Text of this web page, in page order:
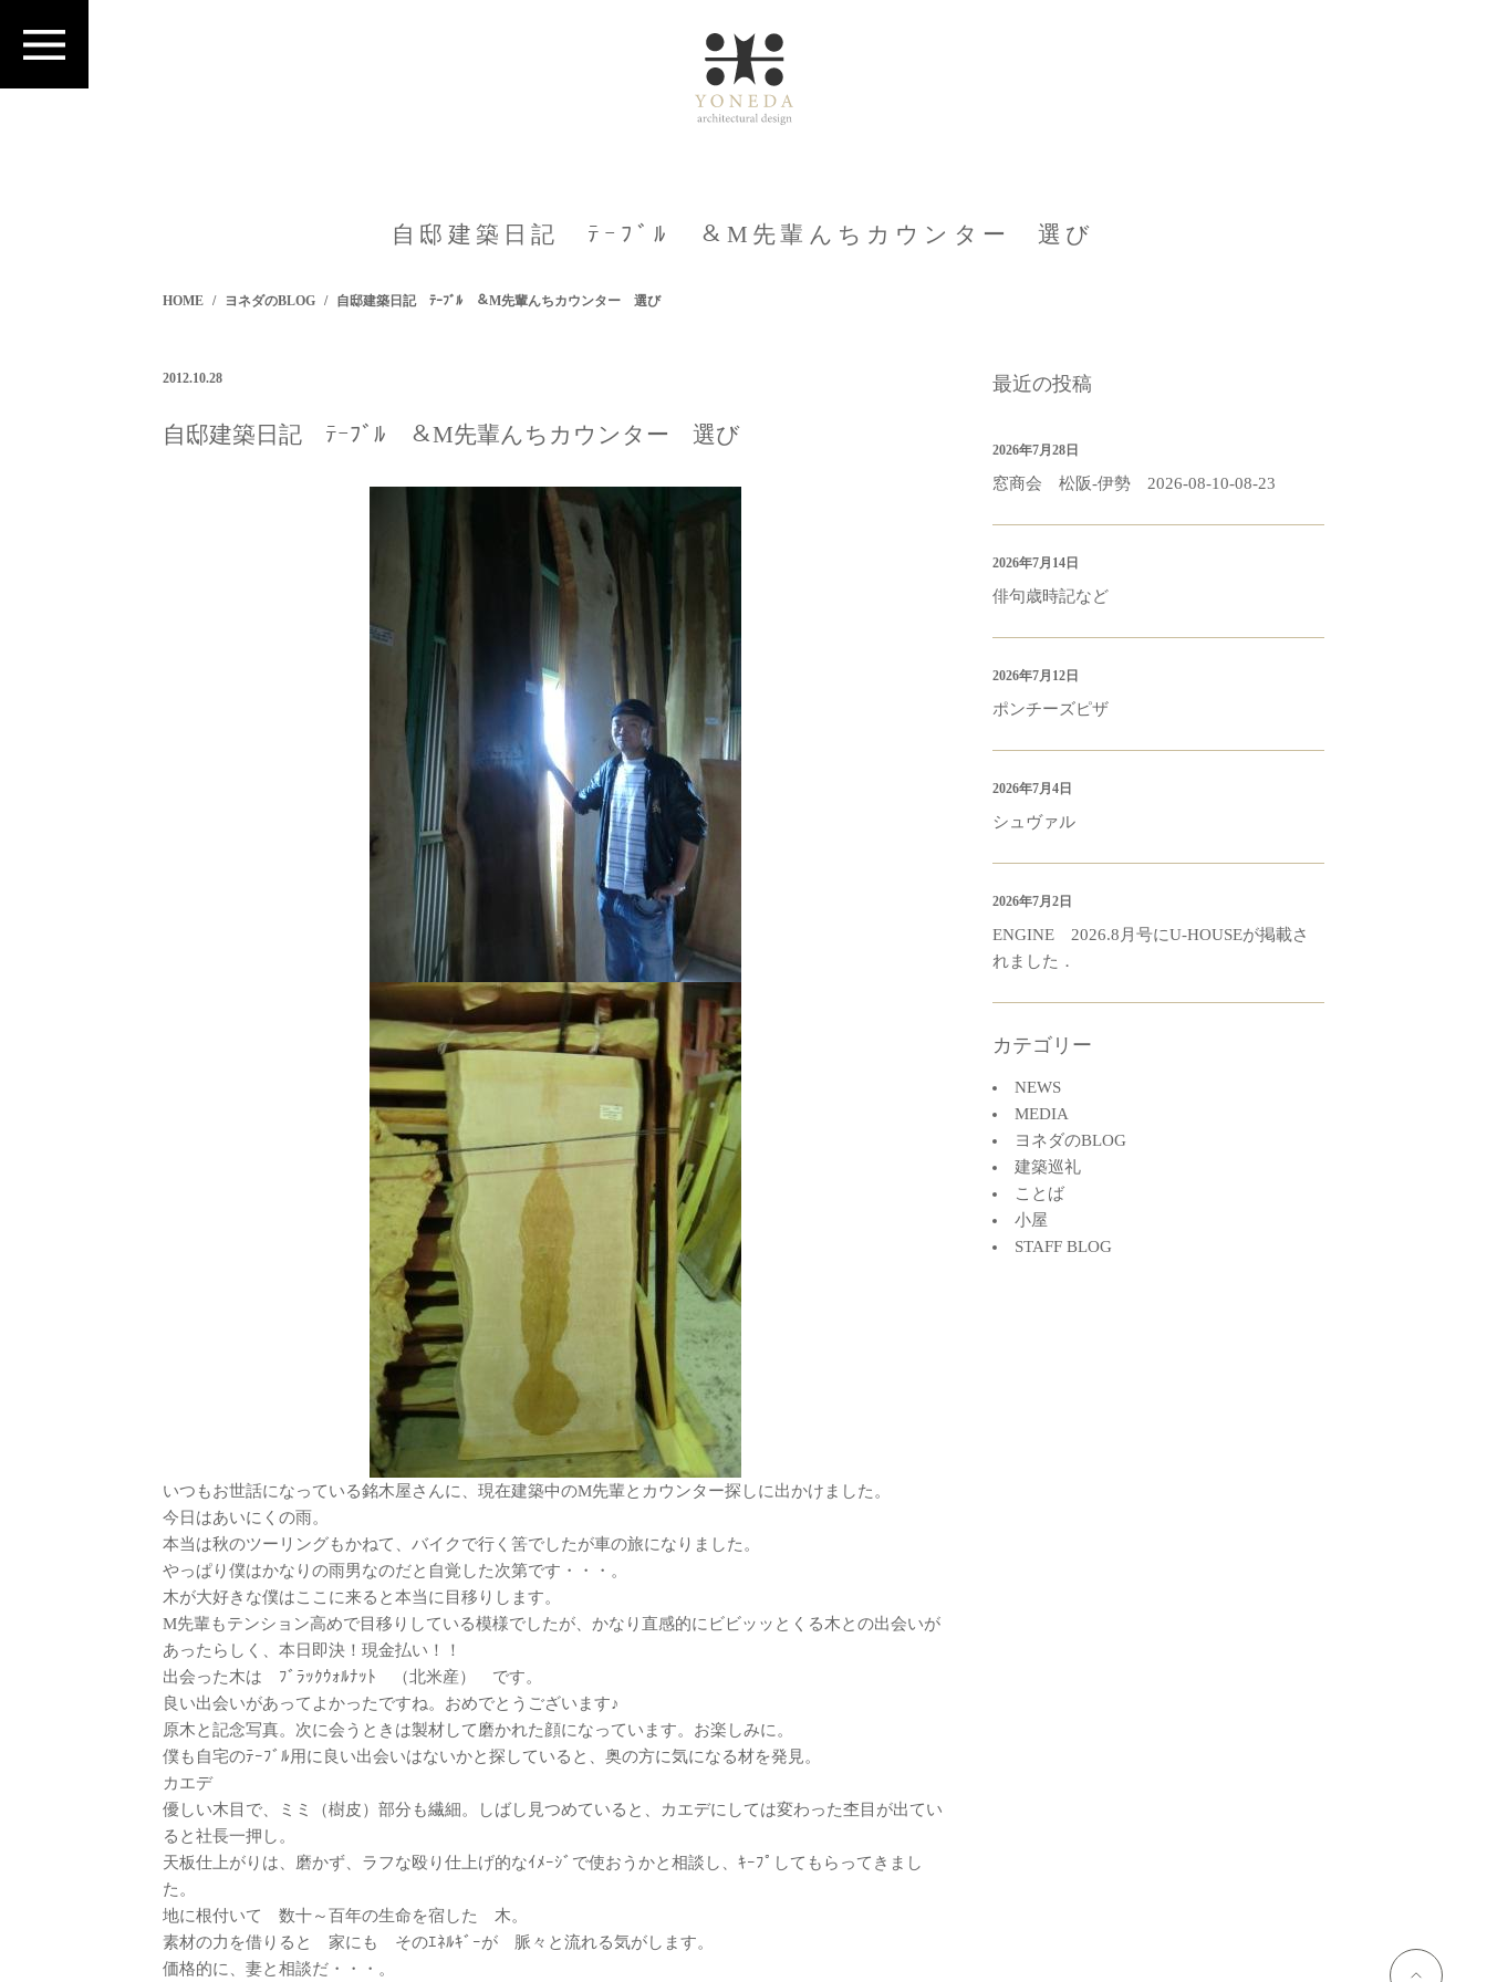
HOME ヨネダのBLOG 自邸建築日記 ﾃｰﾌﾞﾙ ＆M先輩んちカウンター 選び
自邸建築日記 ﾃｰﾌﾞﾙ ＆M先輩んちカウンター 選び
2012.10.28
自邸建築日記 ﾃｰﾌﾞﾙ ＆M先輩んちカウンター 選び
いつもお世話になっている銘木屋さんに、現在建築中のM先輩とカウンター探しに出かけました。
今日はあいにくの雨。
本当は秋のツーリングもかねて、バイクで行く筈でしたが車の旅になりました。
やっぱり僕はかなりの雨男なのだと自覚した次第です・・・。
木が大好きな僕はここに来ると本当に目移りします。
M先輩もテンション高めで目移りしている模様でしたが、かなり直感的にビビッッとくる木との出会いが
あったらしく、本日即決！現金払い！！
出会った木は ﾌﾞﾗｯｸｳｫﾙﾅｯﾄ （北米産） です。
良い出会いがあってよかったですね。おめでとうございます♪
原木と記念写真。次に会うときは製材して磨かれた顔になっています。お楽しみに。
僕も自宅のﾃｰﾌﾞﾙ用に良い出会いはないかと探していると、奥の方に気になる材を発見。
カエデ
優しい木目で、ミミ（樹皮）部分も繊細。しばし見つめていると、カエデにしては変わった杢目が出てい
ると社長一押し。
天板仕上がりは、磨かず、ラフな殴り仕上げ的なｲﾒｰｼﾞで使おうかと相談し、ｷｰﾌﾟしてもらってきまし
た。
地に根付いて 数十～百年の生命を宿した 木。
素材の力を借りると 家にも そのｴﾈﾙｷﾞｰが 脈々と流れる気がします。
価格的に、妻と相談だ・・・。
最近の投稿
窓商会 松阪-伊勢 2026-08-10-08-23
2026年7月28日
俳句歳時記など
2026年7月14日
ポンチーズピザ
2026年7月12日
シュヴァル
2026年7月4日
ENGINE 2026.8月号にU-HOUSEが掲載さ
れました．
2026年7月2日
カテゴリー
NEWS
MEDIA
ヨネダのBLOG
建築巡礼
ことば
小屋
STAFF BLOG